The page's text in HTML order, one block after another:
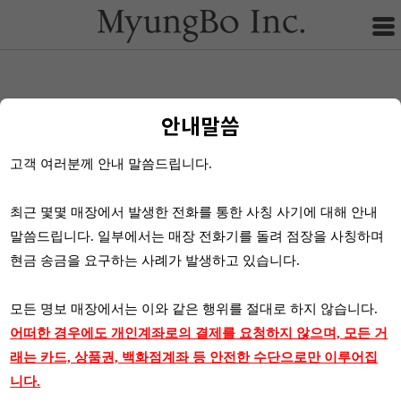
안내말씀
고객 여러분께 안내 말씀드립니다.
최근 몇몇 매장에서 발생한 전화를 통한 사칭 사기에 대해 안내
말씀드립니다. 일부에서는 매장 전화기를 돌려 점장을 사칭하며
현금 송금을 요구하는 사례가 발생하고 있습니다.
모든 명보 매장에서는 이와 같은 행위를 절대로 하지 않습니다.
어떠한 경우에도 개인계좌로의 결제를 요청하지 않으며, 모든 거
래는 카드, 상품권, 백화점계좌 등 안전한 수단으로만 이루어집
니다.